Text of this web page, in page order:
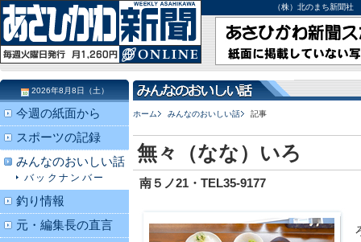
（株）北のまち新聞
ホーム みんなのおいしい話 記事
無々（なな）いろ
南５ノ21・TEL35-9177
2026年8月8日（土）
今週の紙面から
スポーツの記録
みんなのおいしい話
バックナンバー
釣り情報
元・編集長の直言